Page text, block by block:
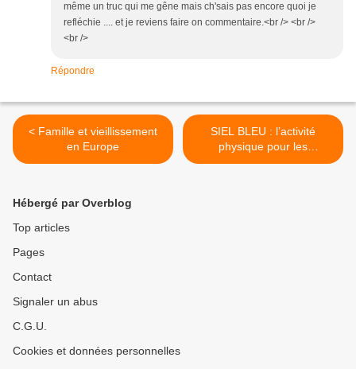
même un truc qui me gêne mais ch'sais pas encore quoi je
refléchie .... et je reviens faire on commentaire.<br /> <br />
<br />
Répondre
< Famille et vieillissement
en Europe
SIEL BLEU : l’activité
physique pour les
personnes âgées. >
Hébergé par Overblog
Top articles
Pages
Contact
Signaler un abus
C.G.U.
Cookies et données personnelles